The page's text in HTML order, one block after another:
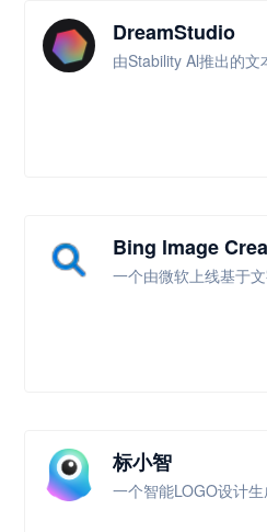
DreamStudio
由Stability Al推出的
Bing lmage
一个由微软上线基于
标小智
一个智能LOGO设计